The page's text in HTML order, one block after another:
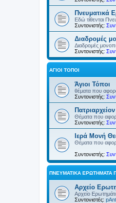
Πνευματικά
Εδώ τίθενται
Συντονιστής:
Διαδρομές
Διαδρομές
Συντονιστής:
ΆΓΙΟΙ ΤΌΠΟΙ
Άγιοι Τόποι
θέματα που
Συντονιστής:
Θέματα που
Συντονιστής:
Ιερά Μονή
Θέματα που
Συντονιστής:
ΠΝΕΥΜΑΤΙΚΆ ΕΡΩΤΉΜΑΤΑ
Αρχείο
Αρχείο
Συντονιστές: